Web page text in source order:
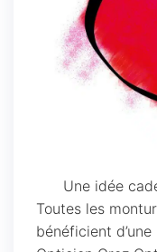
Une idée
Toutes les
bénéficient